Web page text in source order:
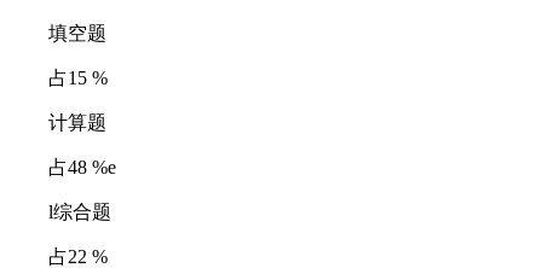
填空题
占15 %
计算题
占48 %e
l综合题
占22 %